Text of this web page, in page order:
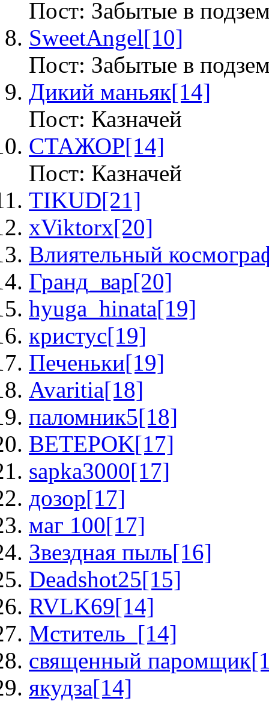
Пост: Забытые в
SweetAngel[10]
Пост: Забытые в
Дикий маньяк[14]
Пост: Казначей
СТАЖОР[14]
Пост: Казначей
TIKUD[21]
xViktorx[20]
Влиятельный
Гранд_вар[20]
hyuga_hinata[19]
кристус[19]
Печеньки[19]
Avaritia[18]
паломник5[18]
BETEPOK[17]
sapka3000[17]
дозор[17]
маг 100[17]
Звездная пыль[16]
Deadshot25[15]
RVLK69[14]
Мститель_ [14]
священный паромщик
якудза[14]